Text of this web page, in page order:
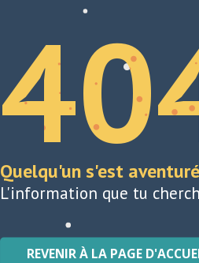
Quelqu'un s'est
L'information que tu
REVENIR À LA PAGE